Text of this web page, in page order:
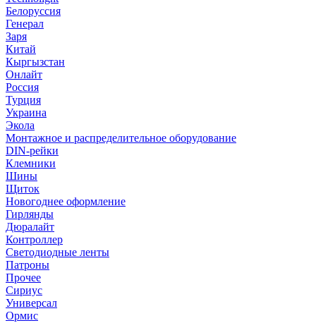
Белоруссия
Генерал
Заря
Китай
Кыргызстан
Онлайт
Россия
Турция
Украина
Экола
Монтажное и распределительное оборудование
DIN-рейки
Клемники
Шины
Щиток
Новогоднее оформление
Гирлянды
Дюралайт
Контроллер
Светодиодные ленты
Патроны
Прочее
Сириус
Универсал
Ормис